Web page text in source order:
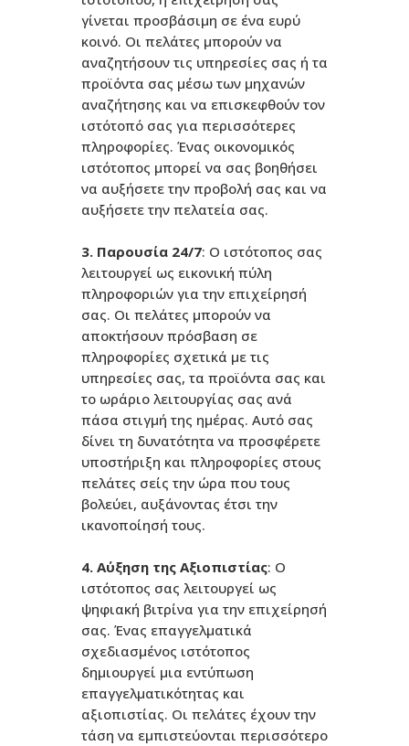
γίνεται προσβάσιμη σε ένα ευρύ
κοινό. Οι πελάτες μπορούν να
αναζητήσουν τις υπηρεσίες σας ή τα
προϊόντα σας μέσω των μηχανών
αναζήτησης και να επισκεφθούν τον
ιστότοπό σας για περισσότερες
πληροφορίες. Ένας οικονομικός
ιστότοπος μπορεί να σας βοηθήσει
να αυξήσετε την προβολή σας και να
αυξήσετε την πελατεία σας.
3. Παρουσία 24/7: Ο ιστότοπος σας
λειτουργεί ως εικονική πύλη
πληροφοριών για την επιχείρησή
σας. Οι πελάτες μπορούν να
αποκτήσουν πρόσβαση σε
πληροφορίες σχετικά με τις
υπηρεσίες σας, τα προϊόντα σας και
το ωράριο λειτουργίας σας ανά
πάσα στιγμή της ημέρας. Αυτό σας
δίνει τη δυνατότητα να προσφέρετε
υποστήριξη και πληροφορίες στους
πελάτες σείς την ώρα που τους
βολεύει, αυξάνοντας έτσι την
ικανοποίησή τους.
4. Αύξηση της Αξιοπιστίας: Ο
ιστότοπος σας λειτουργεί ως
ψηφιακή βιτρίνα για την επιχείρησή
σας. Ένας επαγγελματικά
σχεδιασμένος ιστότοπος
δημιουργεί μια εντύπωση
επαγγελματικότητας και
αξιοπιστίας. Οι πελάτες έχουν την
τάση να εμπιστεύονται περισσότερο